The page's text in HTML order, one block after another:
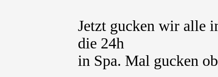
Jetzt gucken wir alle
die 24h
in Spa. Mal gucken